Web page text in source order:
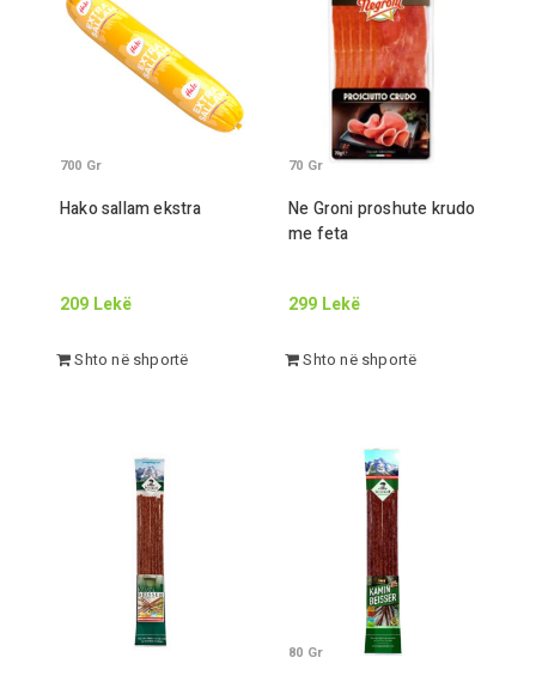
Hako sallam ekstra
700 Gr
209 Lekë
Shto në shportë
NeGroni proshute krudo
me feta
70 Gr
299 Lekë
Shto në shportë
80 Gr